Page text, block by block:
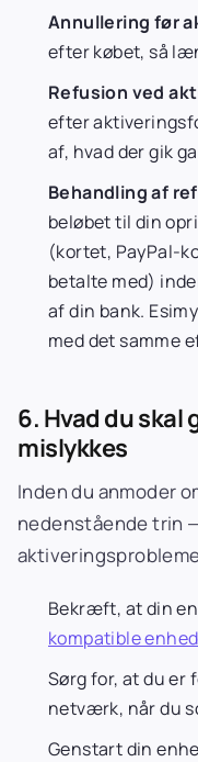
Annullering før
efter købet, så
Refusion ved
efter
af, hvad der gik
Behandling af
beløbet til din
(kortet, PayPal-
betalte med)
af din bank.
med det samme
6. Hvad du
mislykkes
Inden du anmoder
nedenstående trin
Bekræft, at din
kompatible
Sørg for, at du
netværk, når du
Genstart din